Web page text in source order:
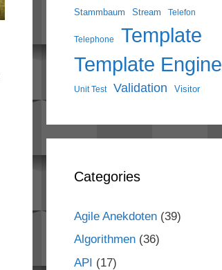
Stammbaum Stream Telefon
Telephone Template
Template Engine
Unit Test Validation Visitor
Categories
Agile Anekdoten (39)
Algorithmen (36)
API (17)